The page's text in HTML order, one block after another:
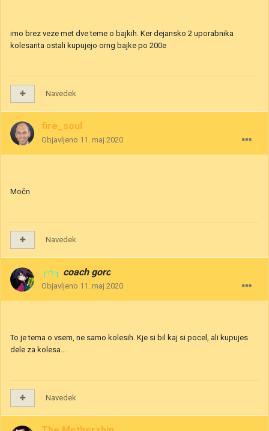
imo brez veze met dve teme o bajkih. Ker dejansko 2 uporabnika
kolesarita ostali kupujejo orng bajke po 200e
Navedek
fire_soul
Objavljeno 11. maj 2020
Močn
Navedek
╭∩╮ coach gorc
Objavljeno 11. maj 2020
To je tema o vsem, ne samo kolesih. Kje si bil kaj si pocel, ali kupujes
dele za kolesa...
Navedek